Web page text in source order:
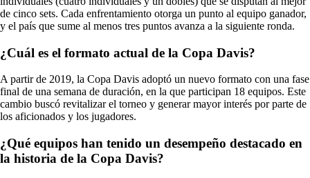
de cinco sets. Cada enfrentamiento otorga un punto al equipo ganador,
y el país que sume al menos tres puntos avanza a la siguiente ronda.
¿Cuál es el formato actual de la Copa Davis?
A partir de 2019, la Copa Davis adoptó un nuevo formato con una fase
final de una semana de duración, en la que participan 18 equipos. Este
cambio buscó revitalizar el torneo y generar mayor interés por parte de
los aficionados y los jugadores.
¿Qué equipos han tenido un desempeño destacado en
la historia de la Copa Davis?